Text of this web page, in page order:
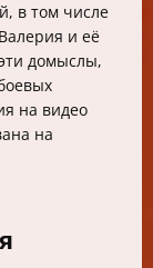
в том числе
и её
домыслы,
на видео
на